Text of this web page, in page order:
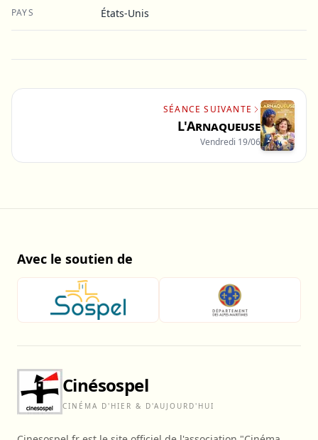
PAYS États-Unis
SÉANCE SUIVANTE
L'Arnaqueuse
Vendredi 19/06
Cinésospel
CINÉMA D'HIER & D'AUJOURD'HUI
Avec le soutien de